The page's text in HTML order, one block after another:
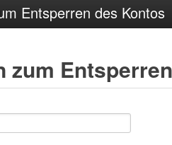
Entsperren des Kontos
zum